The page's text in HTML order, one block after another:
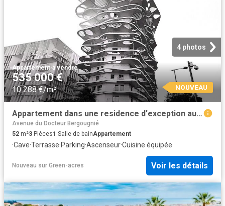
4 photos
Appartement·à vendre
535 000 €
10 288 €/m² NOUVEAU
Appartement dans une residence d'exception au coeur de Nice 52m² Nice
Avenue du Docteur Bergougnié
52 m²3 Pièces1 Salle de bainAppartement
·Cave·Terrasse·Parking·Ascenseur·Cuisine équipée
Nouveau sur Green-acres Voir les détails